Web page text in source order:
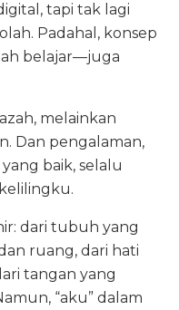
tapi tak lagi
Padahal, konsep
belajar—juga
melainkan
Dan pengalaman,
baik, selalu
dari tubuh yang
ruang, dari hati
tangan yang
“aku” dalam